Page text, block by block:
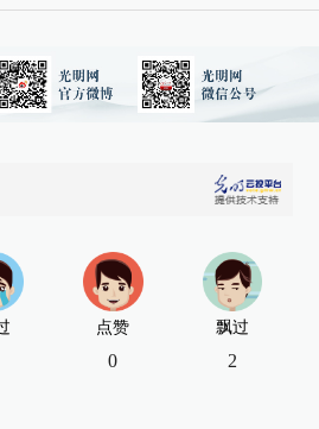
点赞
0
飘过
2